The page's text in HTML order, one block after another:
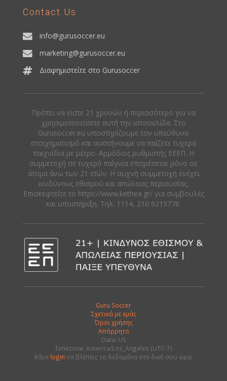
Contact Us
info@gurusoccer.eu
marketing@gurusoccer.eu
Διαφημιστείτε στο Gurusoccer
Πρέπει να είστε 21 χρονών ή περισσότερο για να
χρησιμοποιείσετε αυτή την ιστοσελίδα. Στο
Gurusoccer.eu υποστηρίζουμε τον υπεύθυνο
στοιχηματισμό και συστήνουμε να παίζετε τυχερά
παιχνίδια με μέτρο. Αρμόδιος ρυθμιστής ΕΕΕΠ. Η
συμμετοχή σε τυχερά παίγνια επιτρέπεται μόνο σε
άτομα άνω των 21 ετών. Η συχνή συμμετοχή ενέχει
κινδύνους εθισμού και απώλειας περιουσίας.
Eπισκεφτείτε το https://www.kethea.gr/ για συμβουλές
και υποστήριξη. Tηλ: 1114, 210 9215776.
Guru Soccer
Σχετικά με εμάς
Όροι χρήσης
Απόρρητο
Data: US
Timezone: America/Los_Angeles (UTC-7)
Κάνε login να βλέπεις τα δεδομένα στη δική σου ώρα.